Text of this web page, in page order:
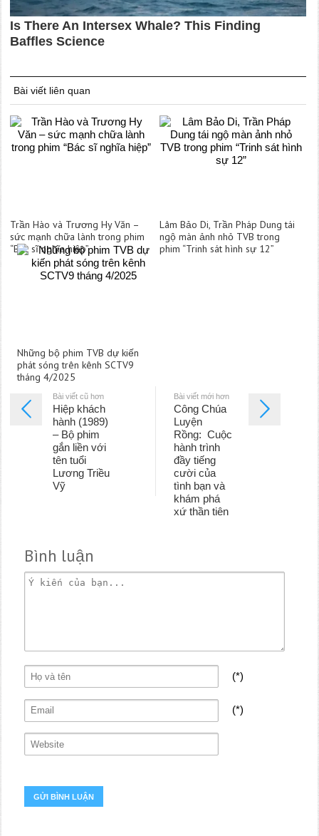
Bài viết liên quan
Trần Hào và Trương Hy Văn –
sức mạnh chữa lành trong phim
“Bác sĩ nghĩa hiệp”
Lâm Bảo Di, Trần Pháp Dung tái
ngộ màn ảnh nhỏ TVB trong
phim “Trinh sát hình sự 12”
Những bộ phim TVB dự kiến
phát sóng trên kênh SCTV9
tháng 4/2025
Bài viết cũ hơn
Hiệp khách
hành (1989)
– Bộ phim
gắn liền với
tên tuổi
Lương Triều
Vỹ
Bài viết mới hơn
Công Chúa
Luyện
Rồng: Cuộc
hành trình
đầy tiếng
cười của
tình bạn và
khám phá
xứ thần tiên
Bình luận
(*)
(*)